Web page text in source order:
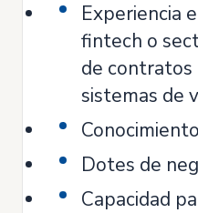
Experiencia
fintech o
de contratos
sistemas de
Dotes de
Capacidad